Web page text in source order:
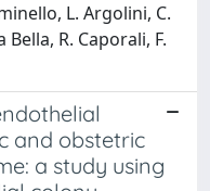
L. Argolini, C.
R. Caporali, F.
and obstetric
a study using